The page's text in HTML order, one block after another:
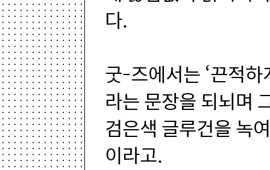
다.
굿-즈에서는 ‘끈적
라는 문장을 되뇌며
검은색 글루건을 녹
이라고.